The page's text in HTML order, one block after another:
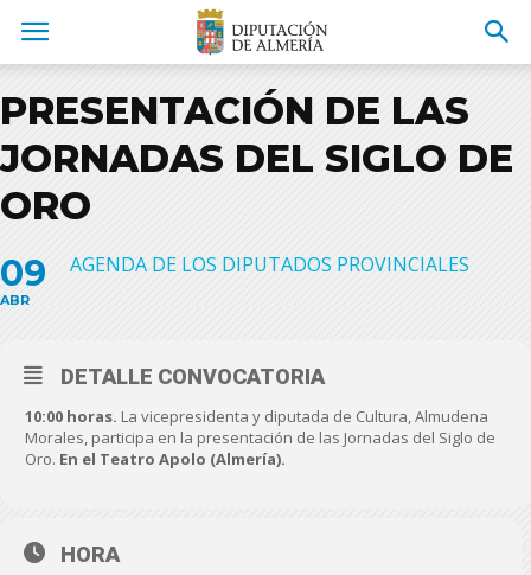
PRESENTACIÓN DE LAS
JORNADAS DEL SIGLO DE
ORO
09
ABR
AGENDA DE LOS DIPUTADOS PROVINCIALES
DETALLE CONVOCATORIA
10:00 horas. La vicepresidenta y diputada de Cultura, Almudena
Morales, participa en la presentación de las Jornadas del Siglo de
Oro. En el Teatro Apolo (Almería).
HORA